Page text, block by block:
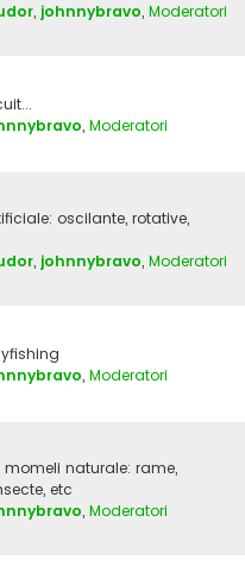
, johnnybravo, Moderatori
, Moderatori
oscilante, rotative,
, johnnybravo, Moderatori
, Moderatori
naturale: rame,
etc
, Moderatori